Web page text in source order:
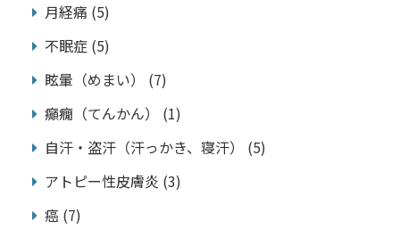
月経痛 (5)
不眠症 (5)
眩暈（めまい）
(7)
癲癇（てんかん）
(1)
自汗・盗汗（汗っかき、寝汗）
(5)
アトピー性皮膚炎 (3)
癌 (7)